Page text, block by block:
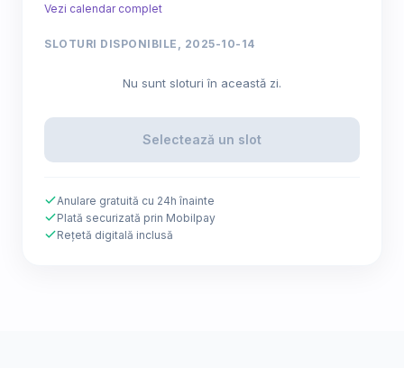
Vezi calendar complet
SLOTURI DISPONIBILE, 2025-10-14
Nu sunt sloturi în această zi.
Selectează un slot
Anulare gratuită cu 24h înainte
Plată securizată prin Mobilpay
Rețetă digitală inclusă